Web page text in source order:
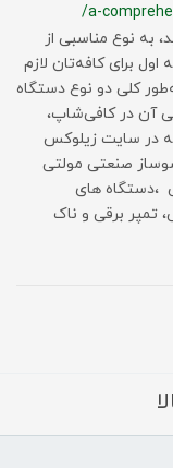
/a-
به نوع مناسبی از
اول برای کافه‌تان لازم
کلی دو نوع دستگاه
آن در کافی‌شاپ،
در سایت زیلوکس
صنعتی مولتی
،دستگاه های
تمپر برقی و ناک